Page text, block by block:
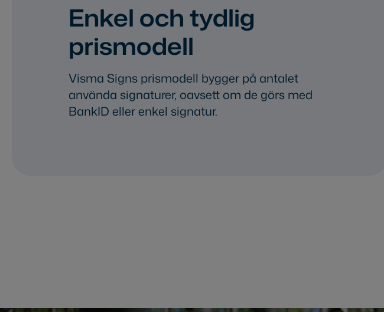
Enkel och tydlig
prismodell
Visma Signs prismodell bygger på antalet
använda signaturer, oavsett om de görs med
BankID eller enkel signatur.